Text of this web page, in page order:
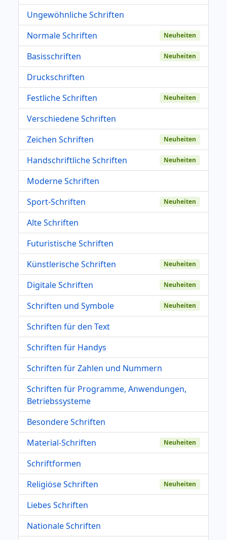
Ungewöhnliche Schriften
Normale Schriften
Neuheiten
Basisschriften Neuheiten
Druckschriften
Festliche Schriften
Neuheiten
Verschiedene Schriften
Zeichen Schriften
Neuheiten
Handschriftliche Schriften Neuheiten
Moderne Schriften
Sport-Schriften
Neuheiten
Alte Schriften
Futuristische Schriften
Künstlerische Schriften
Neuheiten
Digitale Schriften Neuheiten
Schriften und Symbole Neuheiten
Schriften für den Text
Schriften für Handys
Schriften für Zahlen und Nummern
Schriften für Programme, Anwendungen,
Betriebssysteme
Besondere Schriften
Material-Schriften
Neuheiten
Schriftformen
Religiöse Schriften
Neuheiten
Liebes Schriften
Nationale Schriften